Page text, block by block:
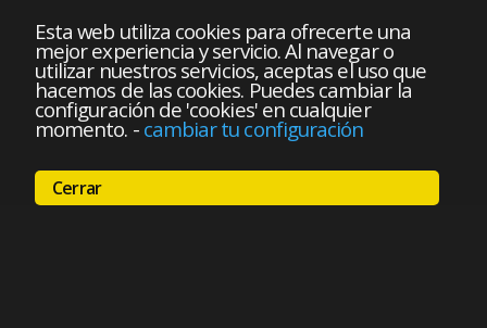
Esta web utiliza cookies para ofrecerte una
mejor experiencia y servicio. Al navegar o
utilizar nuestros servicios, aceptas el uso que
hacemos de las cookies. Puedes cambiar la
configuración de 'cookies' en cualquier
momento. - cambiar tu configuración
Cerrar